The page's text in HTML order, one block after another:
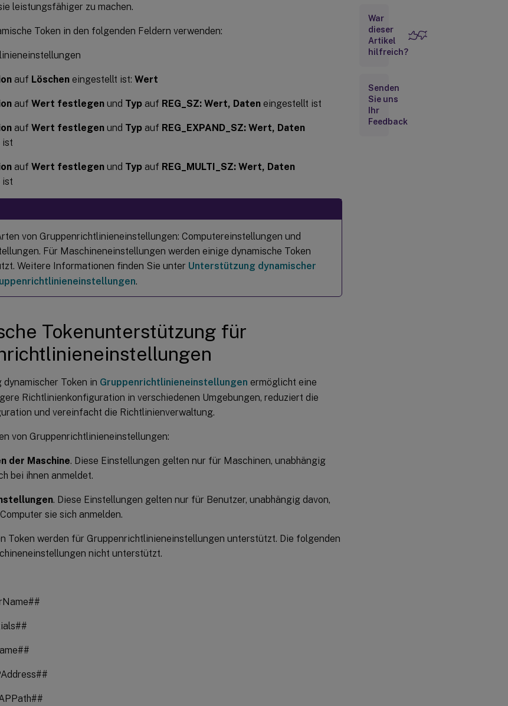
leistungsfähiger zu machen.
Token in den folgenden Feldern verwenden:
auf Löschen eingestellt ist: Wert
auf Wert festlegen und Typ auf REG_SZ: Wert, Daten eingestellt ist
auf Wert festlegen und Typ auf REG_EXPAND_SZ: Wert, Daten
ist
auf Wert festlegen und Typ auf REG_MULTI_SZ: Wert, Daten
ist
von Gruppenrichtlinieneinstellungen: Computereinstellungen und
Für Maschineneinstellungen werden einige dynamische Token
Weitere Informationen finden Sie unter Unterstützung dynamischer
.
Tokenunterstützung für
dynamischer Token in Gruppenrichtlinieneinstellungen ermöglicht eine
Richtlinienkonfiguration in verschiedenen Umgebungen, reduziert die
und vereinfacht die Richtlinienverwaltung.
von Gruppenrichtlinieneinstellungen:
der Maschine. Diese Einstellungen gelten nur für Maschinen, unabhängig
bei ihnen anmeldet.
. Diese Einstellungen gelten nur für Benutzer, unabhängig davon,
sie sich anmelden.
Token werden für Gruppenrichtlinieneinstellungen unterstützt. Die folgenden
nicht unterstützt.
Netzlaufwerke
Virtuelle
Registrierungseinträge
Umgebungsvariablen
War
dieser
Artikel
hilfreich?
Senden
Sie uns
Ihr
Feedback